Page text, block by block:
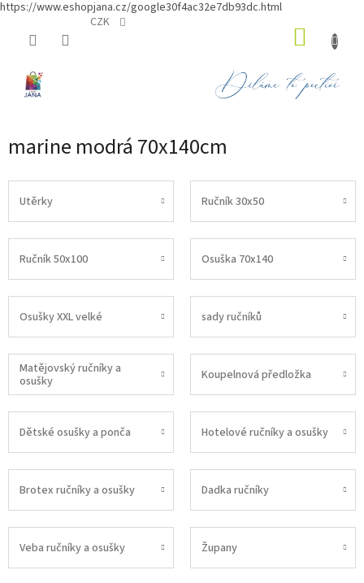
https://www.eshopjana.cz/google30f4ac32e7db93dc.html
CZK
marine modrá 70x140cm
Utěrky Ručník 30x50
Ručník 50x100 Osuška 70x140
Osušky XXL velké sady ručníků
Matějovský ručníky a
osušky
Koupelnová předložka
Dětské osušky a ponča Hotelové ručníky a osušky
Brotex ručníky a osušky Dadka ručníky
Veba ručníky a osušky Župany